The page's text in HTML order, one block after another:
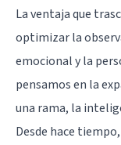
La ventaja que
optimizar la
emocional y la
pensamos en la
una rama, la
Desde hace